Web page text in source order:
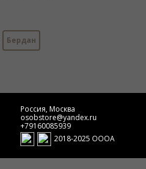
Бердан
Россия, Москва
osobstore@yandex.ru
+79160085939
2018-2025 ОООА